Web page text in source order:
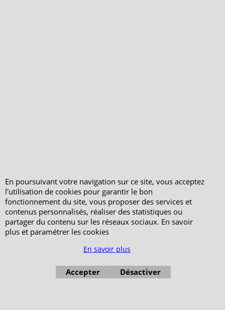
En poursuivant votre navigation sur ce site, vous acceptez
l'utilisation de cookies pour garantir le bon
fonctionnement du site, vous proposer des services et
contenus personnalisés, réaliser des statistiques ou
partager du contenu sur les réseaux sociaux. En savoir
plus et paramétrer les cookies
En savoir plus
Accepter Désactiver